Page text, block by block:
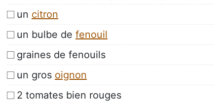
un citron
un bulbe de fenouil
graines de fenouils
un gros oignon
2 tomates bien rouges